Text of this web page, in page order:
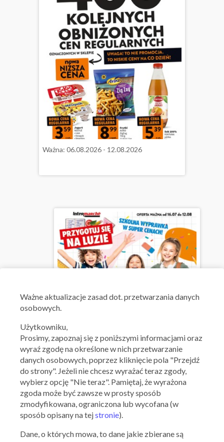
Ważna: 06.08.2026 - 12.08.2026
Ważna: 16.07.2026 - 12.08.2026
Ważne aktualizacje zasad dot. przetwarzania danych
osobowych.
Użytkowniku,
Prosimy, zapoznaj się z poniższymi informacjami oraz
wyraź zgodę na określone w nich przetwarzanie
danych osobowych, poprzez kliknięcie pola "Przejdź
do strony". Jeżeli nie chcesz wyrażać teraz zgody,
wybierz opcję "Nie teraz". Pamiętaj, że wyrażona
zgoda może być zawsze w prosty sposób
zmodyfikowana, ograniczona lub wycofana (w
sposób opisany na tejstronie).
Dane, o których mowa, to dane jakie zbierane są